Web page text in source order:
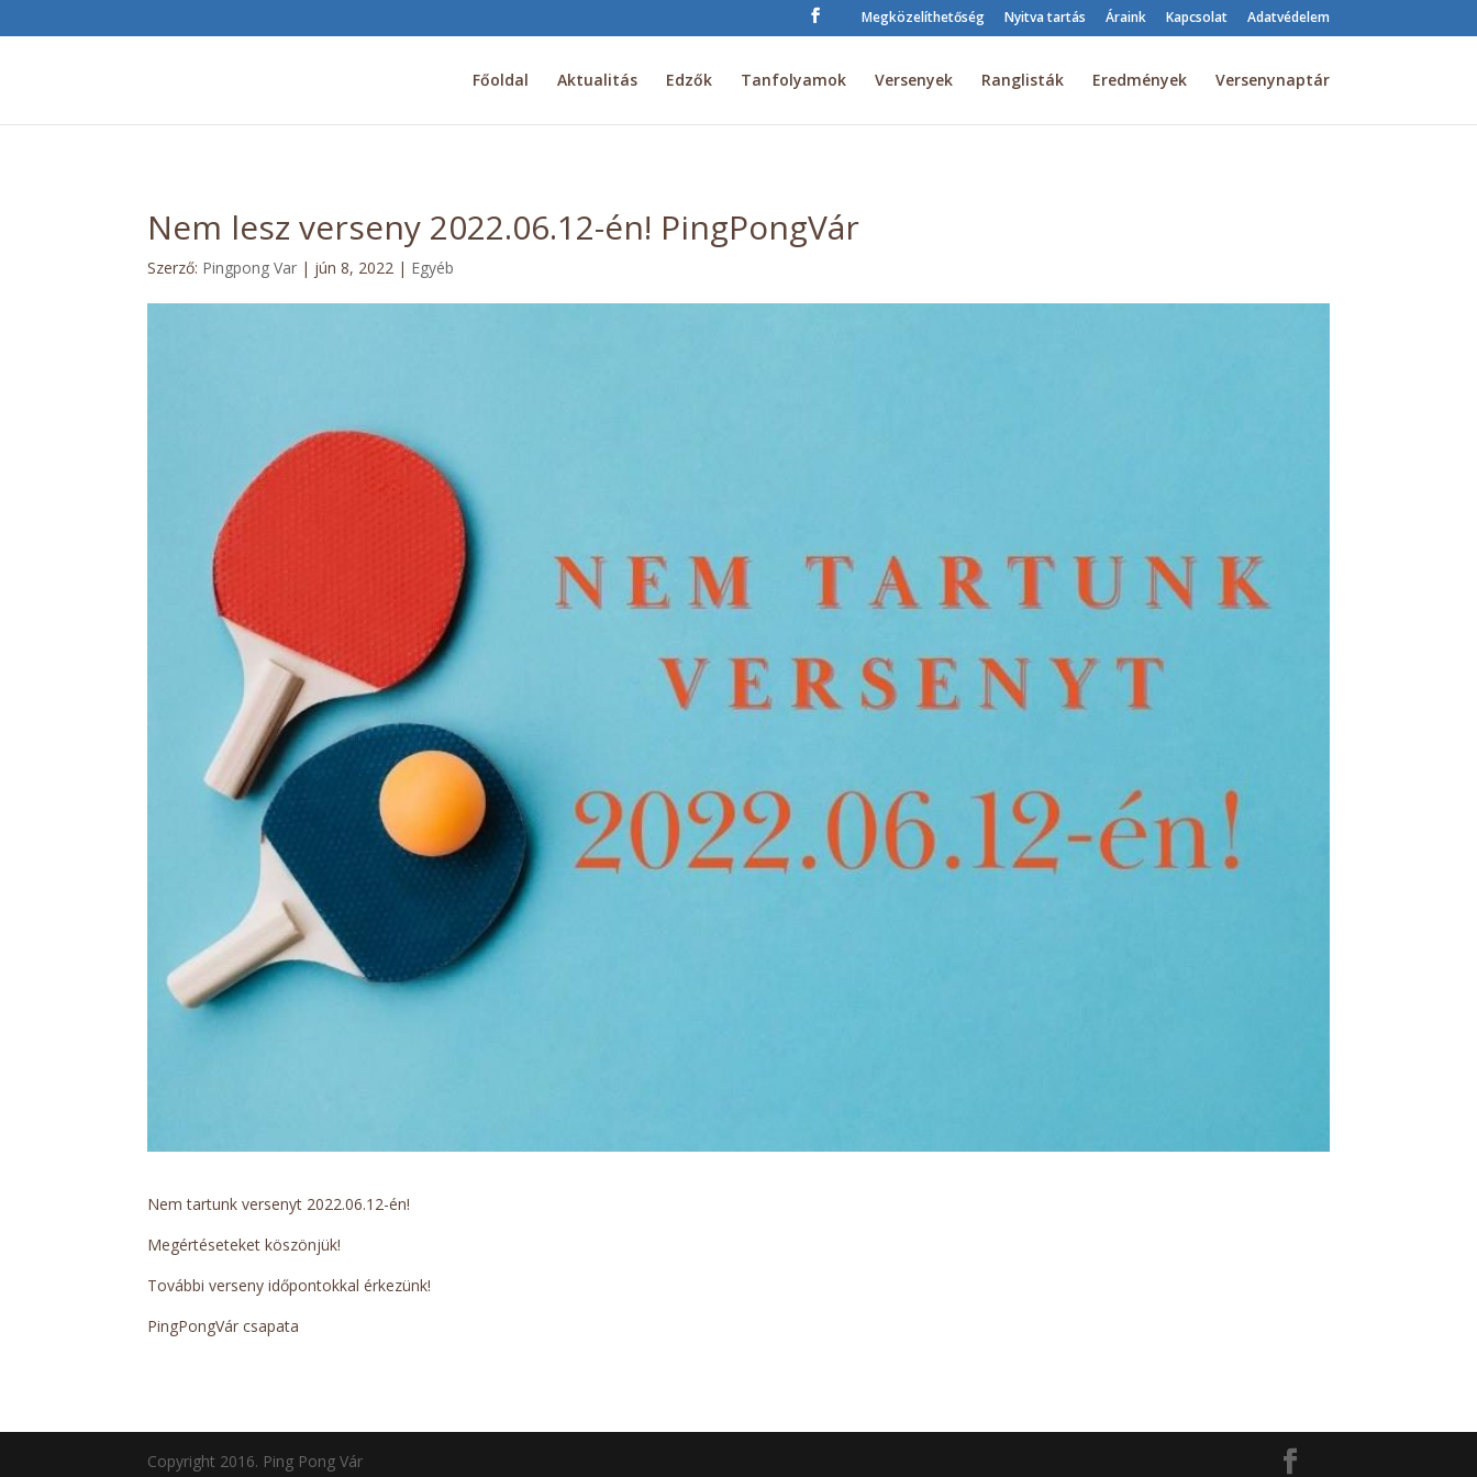
Megközelíthetőség Nyitva tartás Áraink Kapcsolat Adatvédelem
Főoldal Aktualitás Edzők Tanfolyamok Versenyek Ranglisták Eredmények Versenynaptár
Nem lesz verseny 2022.06.12-én! PingPongVár
Szerző: Pingpong Var | jún 8, 2022 | Egyéb
Nem tartunk versenyt 2022.06.12-én!
Megértéseteket köszönjük!
További verseny időpontokkal érkezünk!
PingPongVár csapata
Copyright 2016. Ping Pong Vár